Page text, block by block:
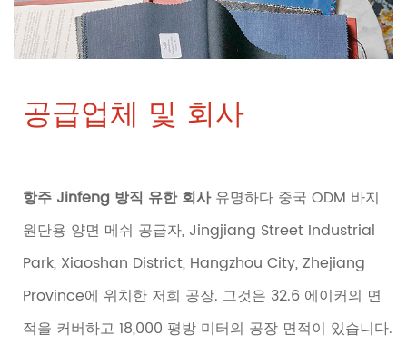
공급업체 및 회사
항주 Jinfeng 방직 유한 회사유명하다 중국 ODM 바지
원단용 양면 메쉬 공급자, Jingjiang Street Industrial
Park, Xiaoshan District, Hangzhou City, Zhejiang
Province에 위치한 저희 공장. 그것은 32.6 에이커의 면
적을 커버하고 18,000 평방 미터의 공장 면적이 있습니다.